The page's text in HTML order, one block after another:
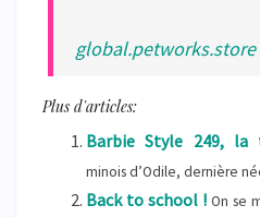
global.petworks.store
Plus d'articles:
Barbie Style 249, la
minois d’Odile, dernière
Back to school ! On se